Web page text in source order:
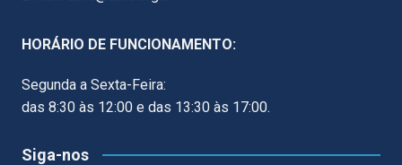
HORÁRIO DE FUNCIONAMENTO:
Segunda a Sexta-Feira:
das 8:30 às 12:00 e das 13:30 às 17:00.
Siga-nos